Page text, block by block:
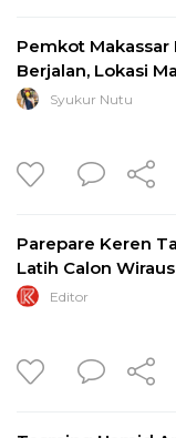
Pemkot Makassar
Berjalan, Lokasi
Syukur Nutu
Parepare Keren
Latih Calon
Editor